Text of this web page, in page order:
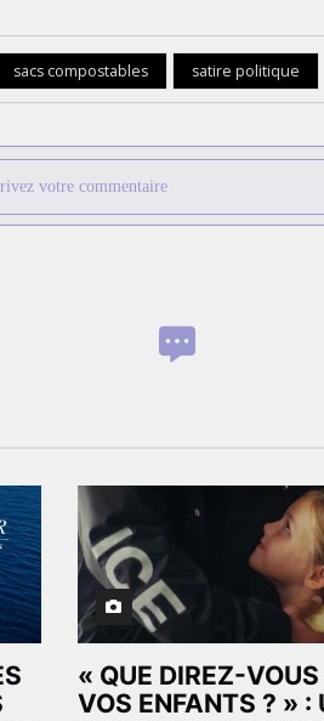
sacs compostables satire politique
votre commentaire
« QUE DIREZ-
VOS ENFANTS ? » :